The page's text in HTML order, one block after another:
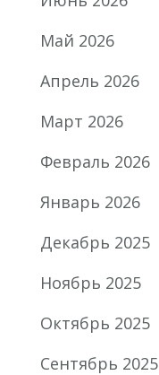
Май 2026
Апрель 2026
Март 2026
Февраль 2026
Январь 2026
Декабрь 2025
Ноябрь 2025
Октябрь 2025
Сентябрь 2025